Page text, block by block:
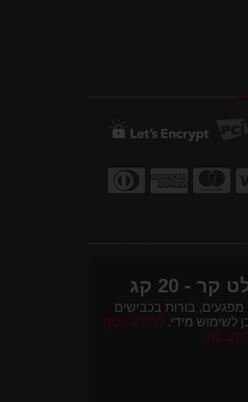
- 20 קג
מפגעים, בורות בכבישים
לשימוש מידי.למידע נוסף
כאן